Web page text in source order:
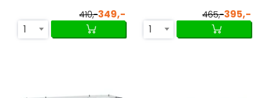
410,-349,-
1
465,-395,-
1